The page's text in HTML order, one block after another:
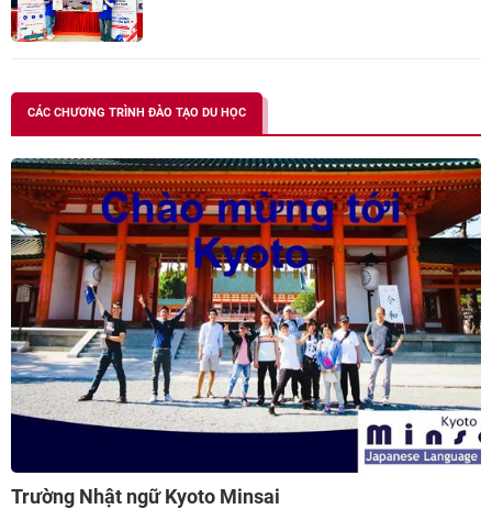
CÁC CHƯƠNG TRÌNH ĐÀO TẠO DU HỌC
Trường Nhật ngữ Kyoto Minsai